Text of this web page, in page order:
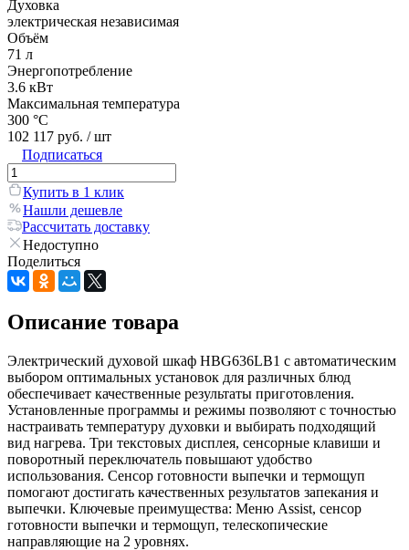
Духовка
электрическая независимая
Объём
71 л
Энергопотребление
3.6 кВт
Максимальная температура
300 °С
102 117 руб. / шт
Подписаться
Купить в 1 клик
Нашли дешевле
Рассчитать доставку
Недоступно
Поделиться
Описание товара
Электрический духовой шкаф HBG636LB1 с автоматическим
выбором оптимальных установок для различных блюд
обеспечивает качественные результаты приготовления.
Установленные программы и режимы позволяют с точностью
настраивать температуру духовки и выбирать подходящий
вид нагрева. Три текстовых дисплея, сенсорные клавиши и
поворотный переключатель повышают удобство
использования. Сенсор готовности выпечки и термощуп
помогают достигать качественных результатов запекания и
выпечки. Ключевые преимущества: Меню Assist, сенсор
готовности выпечки и термощуп, телескопические
направляющие на 2 уровнях.